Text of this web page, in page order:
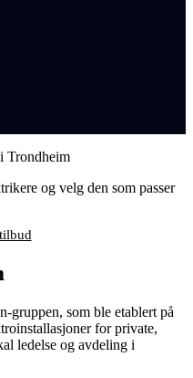
Trondheim
og velg den som passer
gruppen, som ble etablert på
for private,
ledelse og avdeling i